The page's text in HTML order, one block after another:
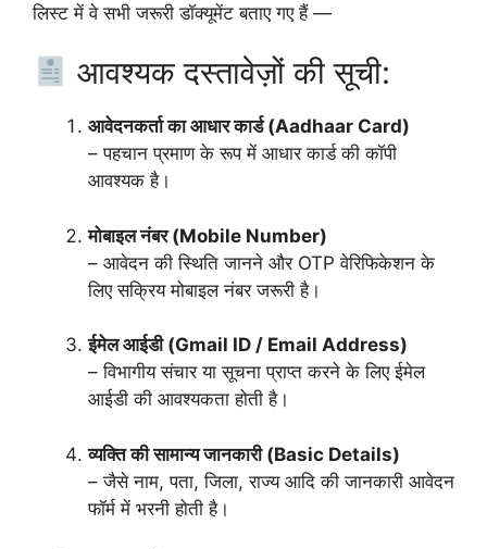
लिस्ट में वे सभी जरूरी डॉक्यूमेंट बताए गए हैं —
आवश्यक दस्तावेज़ों की सूची:
आवेदनकर्ता का आधार कार्ड (Aadhaar Card)
– पहचान प्रमाण के रूप में आधार कार्ड की कॉपी
आवश्यक है।
मोबाइल नंबर (Mobile Number)
– आवेदन की स्थिति जानने और OTP वेरिफिकेशन के
लिए सक्रिय मोबाइल नंबर जरूरी है।
ईमेल आईडी (Gmail ID / Email Address)
– विभागीय संचार या सूचना प्राप्त करने के लिए ईमेल
आईडी की आवश्यकता होती है।
व्यक्ति की सामान्य जानकारी (Basic Details)
– जैसे नाम, पता, जिला, राज्य आदि की जानकारी आवेदन
फॉर्म में भरनी होती है।